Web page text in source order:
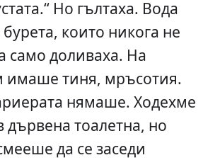
Но гълтаха. Вода
които никога не
само доливаха. На
имаше тиня, мръсотия.
нямаше. Ходехме
дървена тоалетна, но
да се заседи